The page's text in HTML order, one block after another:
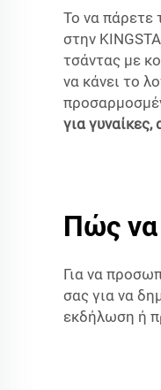
Το να πάρετε
στην
τσάντας με
να κάνει το
για
Πώς να
Για να
σας για να
εκδήλωση ή